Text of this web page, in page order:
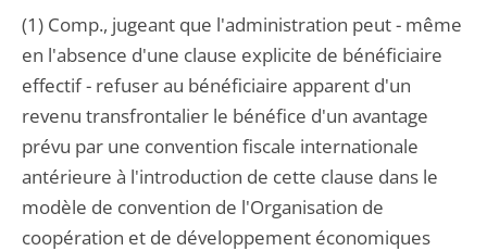
(1) Comp., jugeant que l'administration peut - même
en l'absence d'une clause explicite de bénéficiaire
effectif - refuser au bénéficiaire apparent d'un
revenu transfrontalier le bénéfice d'un avantage
prévu par une convention fiscale internationale
antérieure à l'introduction de cette clause dans le
modèle de convention de l'Organisation de
coopération et de développement économiques